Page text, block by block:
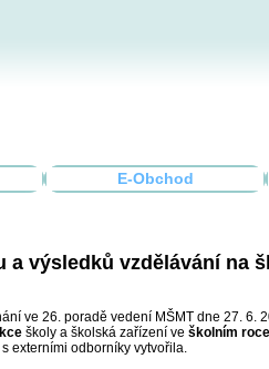
E-Obchod
výsledků vzdělávání na
ve 26. poradě vedení MŠMT dne 27. 6.
školy a školská zařízení ve školním
externími odborníky vytvořila.